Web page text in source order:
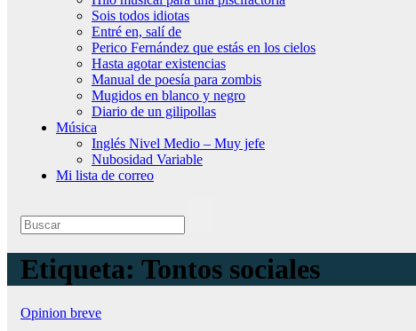
Sois todos idiotas
Entré en, salí de
Perico Fernández que estás en los cielos
Hasta agotar existencias
Manual de poesía para zombis
Mugidos en blanco y negro
Diario de un gilipollas
Música
Inglés Nivel Medio – Muy jefe
Nubosidad Variable
Mi lista de correo
Etiqueta: Tontos sociales
Opinion breve